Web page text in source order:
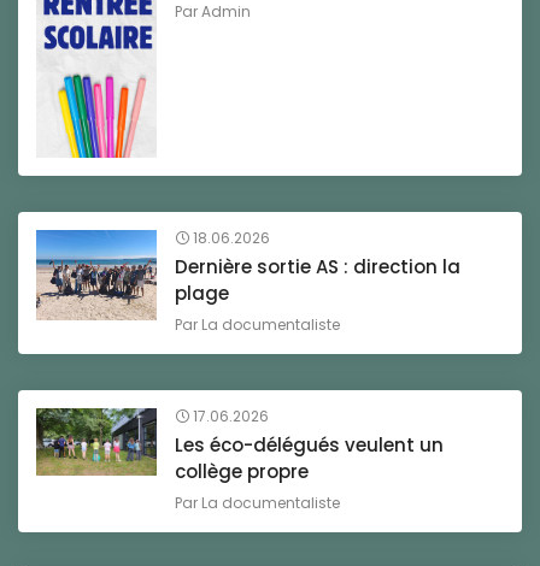
ParAdmin
18.06.2026
Dernière sortie AS : direction la
plage
Par La documentaliste
17.06.2026
Les éco-délégués veulent un
collège propre
Par La documentaliste